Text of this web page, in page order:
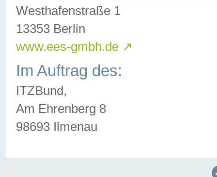
Westhafenstraße 1
13353 Berlin
www.ees-gmbh.de ↗
Im Auftrag des:
ITZBund,
Am Ehrenberg 8
98693 Ilmenau